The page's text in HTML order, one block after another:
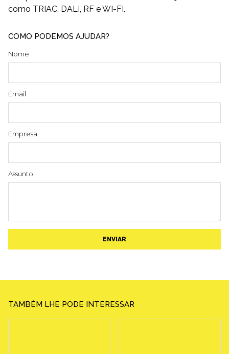
como TRIAC, DALI, RF e WI-FI.
COMO PODEMOS AJUDAR?
Nome
Email
Empresa
Assunto
ENVIAR
TAMBÉM LHE PODE INTERESSAR